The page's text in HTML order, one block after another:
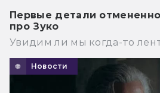
Первые детали
про Зуко
Увидим ли мы когда-то
Новости